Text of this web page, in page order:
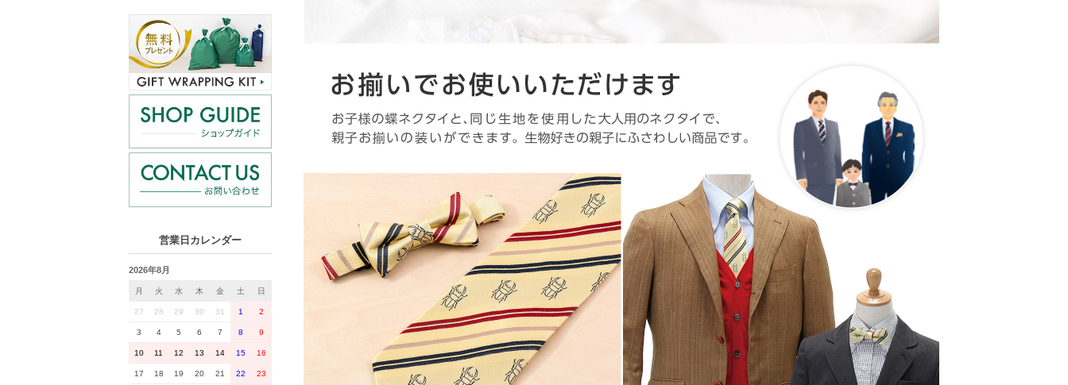
営業日カレンダー
2026年8月
月 火 水 木 金 土 日
27 28 29 30 31 1 2
3 4 5 6 7 8 9
10 11 12 13 14 15 16
17 18 19 20 21 22 23